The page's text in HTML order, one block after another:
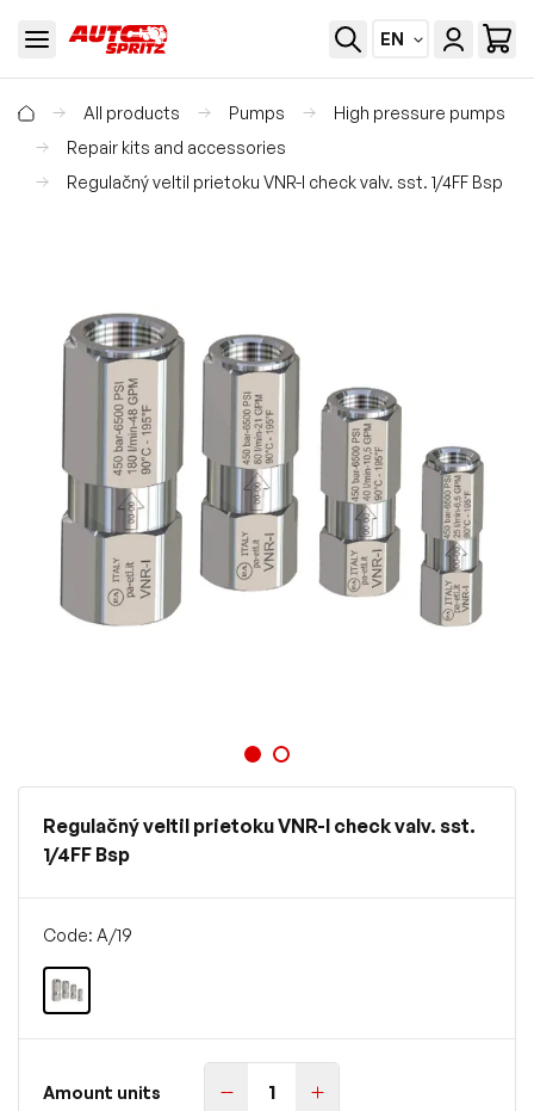
EN
All products Pumps
High pressure pumps
Repair kits and accessories
Regulačný veltil prietoku VNR-I check valv. sst. 1/4FF Bsp
Regulačný veltil prietoku VNR-I check valv. sst.
1/4FF Bsp
Code: A/19
Amount units